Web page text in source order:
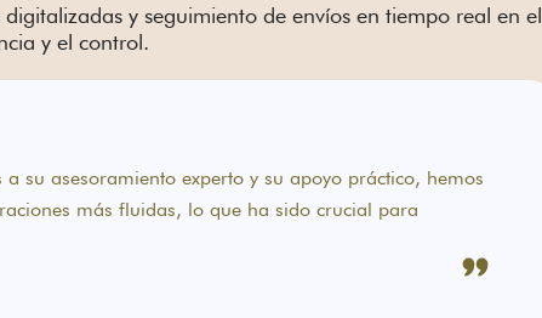
y seguimiento de envíos en tiempo real en el
y el control.
su asesoramiento experto y su apoyo práctico, hemos
más fluidas, lo que ha sido crucial para